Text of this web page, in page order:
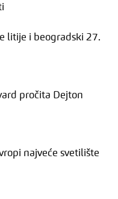
litije i beogradski 27.
pročita Dejton
najveće svetilište